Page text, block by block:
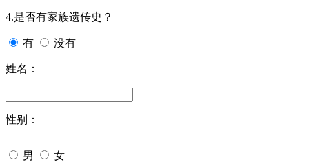
4.是否有家族遗传史？
有 没有
姓名：
性别：
男 女